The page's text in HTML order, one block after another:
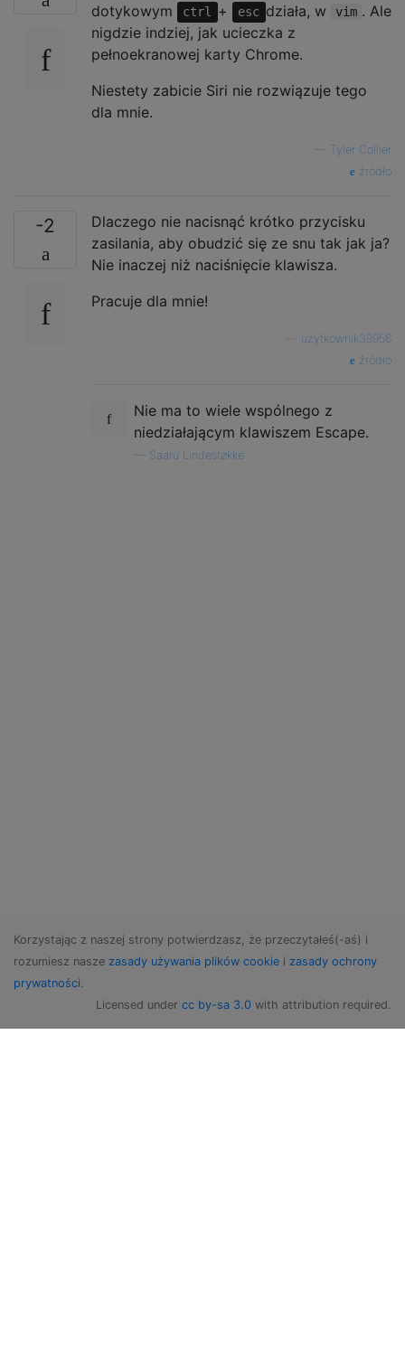
dotykowym
ctrl + esc działa, w vim . Ale
nigdzie indziej, jak ucieczka z
pełnoekranowej karty Chrome.
Niestety zabicie Siri nie rozwiązuje tego
dla mnie.
Tyler Collier
źródło
-2
Dlaczego nie nacisnąć krótko przycisku
zasilania, aby obudzić się ze snu tak jak ja?
Nie inaczej niż naciśnięcie klawisza.
Pracuje dla mnie!
użytkownik39956
źródło
Nie ma to wiele wspólnego z
niedziałającym klawiszem Escape.
Saaru Lindestøkke
Korzystając z naszej strony potwierdzasz, że przeczytałeś(-aś) i
rozumiesz nasze zasady używania plików cookie i zasady ochrony
prywatności.
Licensed under cc by-sa 3.0 with attribution required.